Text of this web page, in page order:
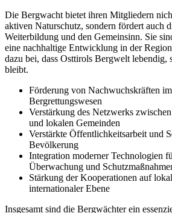
Die Bergwacht bietet ihren Mitgliedern
aktiven Naturschutz, sondern fördert auch
Weiterbildung und den Gemeinsinn. Sie
eine nachhaltige Entwicklung in der
dazu bei, dass Osttirols Bergwelt lebendig,
bleibt.
Förderung von Nachwuchskräften
Bergrettungswesen
Verstärkung des Netzwerks
und lokalen Gemeinden
Verstärkte Öffentlichkeitsarbeit und
Bevölkerung
Integration moderner Technologien
Überwachung und
Stärkung der Kooperationen auf
internationaler Ebene
Insgesamt sind die Bergwächter ein